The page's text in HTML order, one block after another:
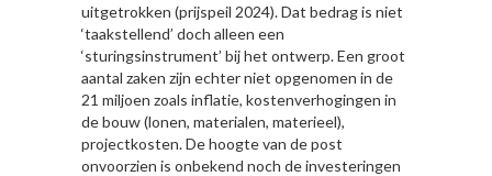
uitgetrokken (prijspeil 2024). Dat bedrag is niet
‘taakstellend’ doch alleen een
‘sturingsinstrument’ bij het ontwerp. Een groot
aantal zaken zijn echter niet opgenomen in de
21 miljoen zoals inflatie, kostenverhogingen in
de bouw (lonen, materialen, materieel),
projectkosten. De hoogte van de post
onvoorzien is onbekend noch de investeringen